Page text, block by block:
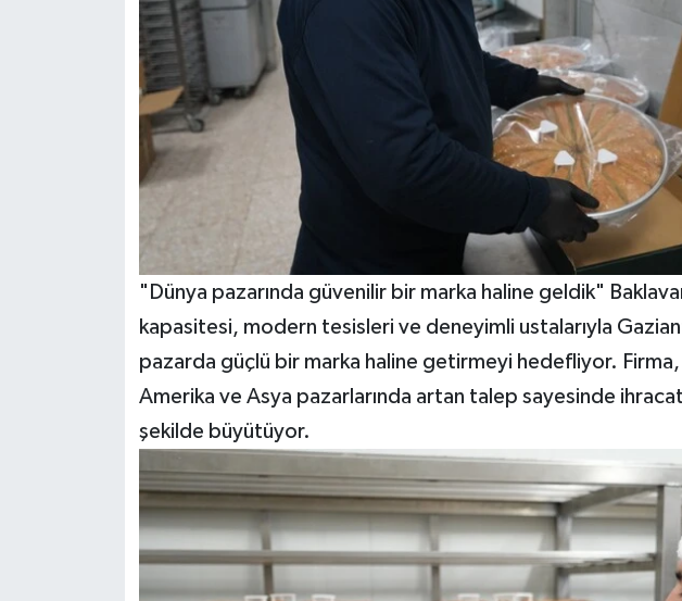
"Dünya pazarında güvenilir bir marka haline geldik"
kapasitesi, modern tesisleri ve deneyimli ustalarıyla
pazarda güçlü bir marka haline getirmeyi hedefliyor.
Amerika ve Asya pazarlarında artan talep sayesinde ihracat
şekilde büyütüyor.